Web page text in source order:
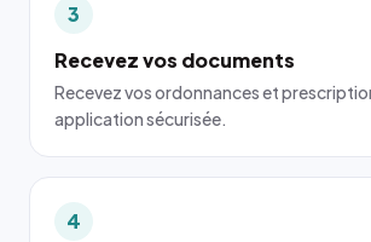
3
Recevez vos documents
Recevez vos ordonnances et
application sécurisée.
4